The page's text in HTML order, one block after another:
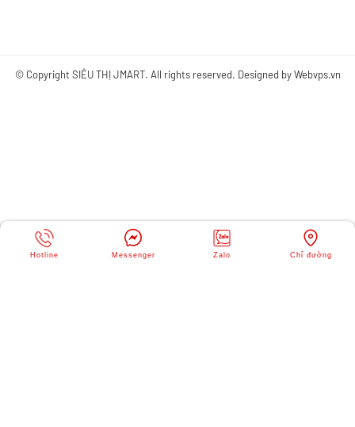
© Copyright SIÊU THỊ JMART. All rights reserved. Designed byWebvps.vn
Hotline Messenger Zalo Chỉ đường